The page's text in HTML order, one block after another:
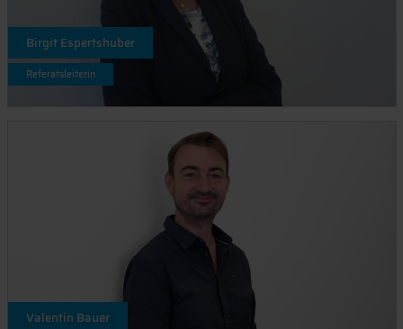
Birgit Espertshuber
Referatsleiterin
Valentin Bauer